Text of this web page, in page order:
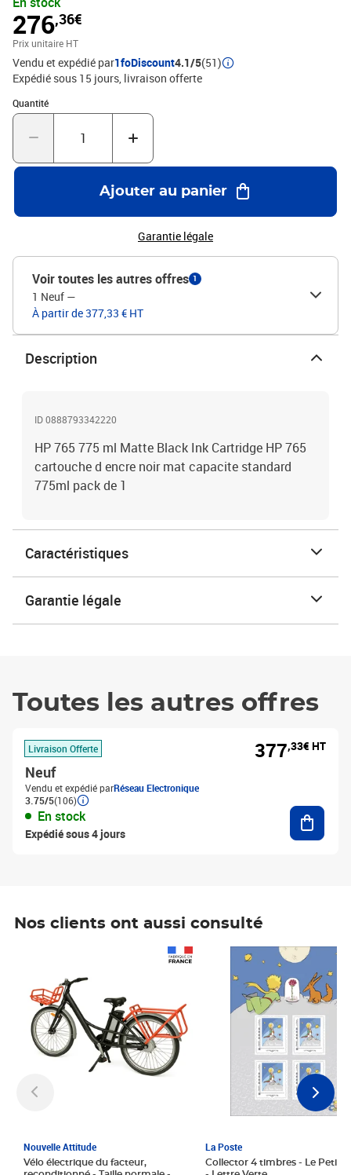
276,36€
Prix unitaire HT
Vendu et expédié par1foDiscount4.1/5(51)
Expédié sous 15 jours livraison offerte
Quantité
Quantité : 1
Ajouter au panier
Garantie légale
Voir toutes les autres offres 1
1 Neuf —
À partir de 377,33 € HT
Description
ID 0888793342220
HP 765 775 ml Matte Black Ink Cartridge HP 765
cartouche d encre noir mat capacite standard
775ml pack de 1
Caractéristiques
Garantie légale
Toutes les autres offres
Livraison Offerte
Neuf
Vendu et expédié parRéseau Electronique
3.75/5(106)
En stock
Expédié sous 4 jours
377,33€ HT
Nos clients ont aussi consulté
Nouvelle Attitude
Vélo électrique du facteur,
La Poste
Collector 4 timbres - Le Petit
Prix 6,25€ HT